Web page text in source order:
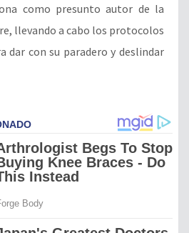
como presunto autor de la
llevando a cabo los protocolos
dar con su paradero y deslindar